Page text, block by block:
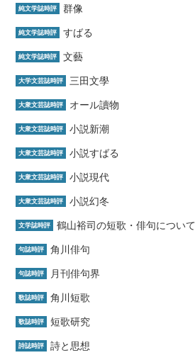
純文学誌時評 群像
純文学誌時評 すばる
純文学誌時評 文藝
大学文芸誌時評 三田文學
大衆文芸誌時評 オール讀物
大衆文芸誌時評 小説新潮
大衆文芸誌時評 小説すばる
大衆文芸誌時評 小説現代
大衆文芸誌時評 小説幻冬
文学誌時評 鶴山裕司の短歌・俳句につい
句誌時評 角川俳句
句誌時評 月刊俳句界
歌誌時評 角川短歌
歌誌時評 短歌研究
詩誌時評 詩と思想